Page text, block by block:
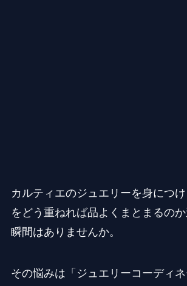
カルティエのジュエリーを身につ
をどう重ねれば品よくまとまるの
瞬間はありませんか。
その悩みは「ジュエリーコーディ